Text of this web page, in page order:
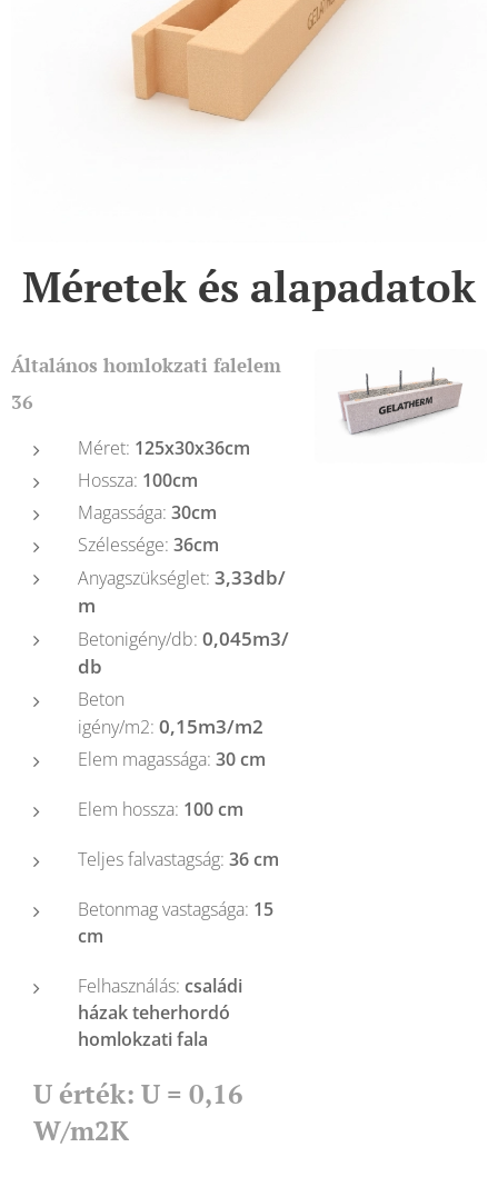
Méretek és alapadatok
Általános homlokzati falelem
36
Méret: 125x30x36cm
Hossza: 100cm
Magassága: 30cm
Szélessége: 36cm
Anyagszükséglet: 3,33db/
m
Betonigény/db: 0,045m3/
db
Beton
igény/m2: 0,15m3/m2
Elem magassága: 30 cm
Elem hossza: 100 cm
Teljes falvastagság: 36 cm
Betonmag vastagsága: 15
cm
Felhasználás: családi
házak teherhordó
homlokzati fala
U érték: U = 0,16
W/m2K